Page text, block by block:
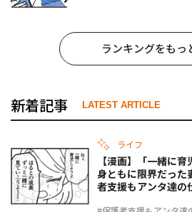
ランキングをもっ
新着記事 LATEST ARTICLE
ライフ
【漫画】「一緒に
身ともに限界だった
者支援もアンタ達の